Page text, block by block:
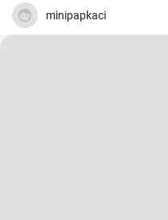
minipapkaci